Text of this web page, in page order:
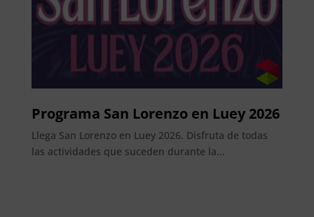
Programa San Lorenzo en Luey 2026
Llega San Lorenzo en Luey 2026. Disfruta de todas
las actividades que suceden durante la...